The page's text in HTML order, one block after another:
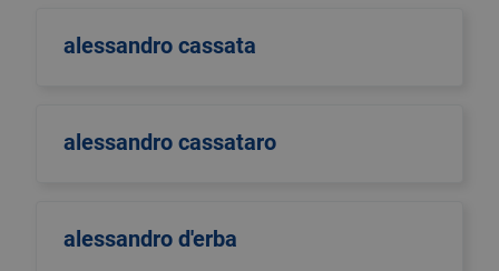
alessandro cassata
alessandro cassataro
alessandro d'erba